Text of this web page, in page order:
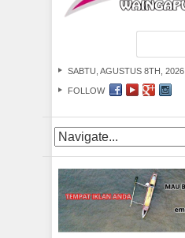
SABTU, AGUSTUS 8TH, 2026
FOLLOW